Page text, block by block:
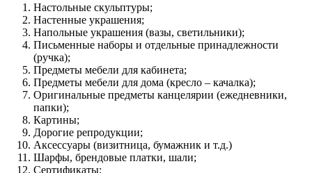
Настольные скульптуры;
Настенные украшения;
Напольные украшения (вазы, светильники);
Письменные наборы и отдельные принадлежности
(ручка);
Предметы мебели для кабинета;
Предметы мебели для дома (кресло – качалка);
Оригинальные предметы канцелярии (ежедневники,
папки);
Картины;
Дорогие репродукции;
Аксессуары (визитница, бумажник и т.д.)
Шарфы, брендовые платки, шали;
Сертификаты;